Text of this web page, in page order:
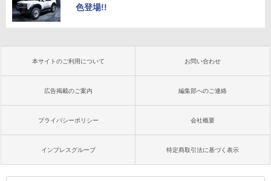
色登場!!
本サイトのご利用について お問い合わせ
広告掲載のご案内 編集部へのご連絡
プライバシーポリシー 会社概要
インプレスグループ 特定商取引法に基づく表示